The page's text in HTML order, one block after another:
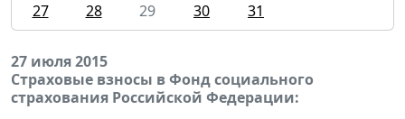
27
28 29 30 31
27 июля 2015
Страховые взносы в Фонд социального
страхования Российской Федерации: